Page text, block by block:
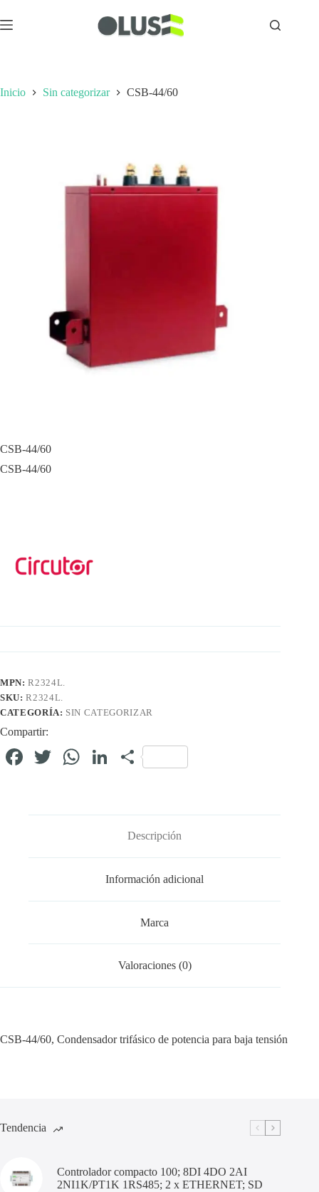
Inicio Sin categorizar CSB-44/60
CSB-44/60
CSB-44/60
MPN:R2324L.
SKU:R2324L.
CATEGORÍA: SIN CATEGORIZAR
Compartir:
Fa T
W
Li
In
C
pa
rti
r
Descripción
Información adicional
Marca
Valoraciones (0)
CSB-44/60, Condensador trifásico de potencia para baja tensión
Tendencia
Controlador compacto 100; 8DI 4DO 2AI
2NI1K/PT1K 1RS485; 2 x ETHERNET; SD